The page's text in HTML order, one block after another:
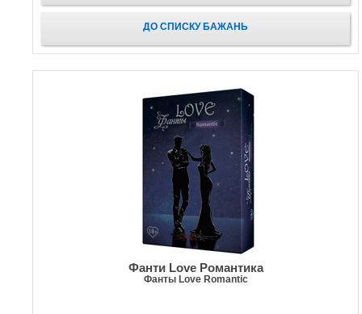
ДО СПИСКУ БАЖАНЬ
Фанти Love Романтика
Фанты Love Romantic